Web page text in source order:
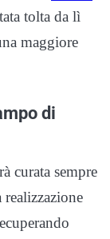
tolta da lì
maggiore
di
curata sempre